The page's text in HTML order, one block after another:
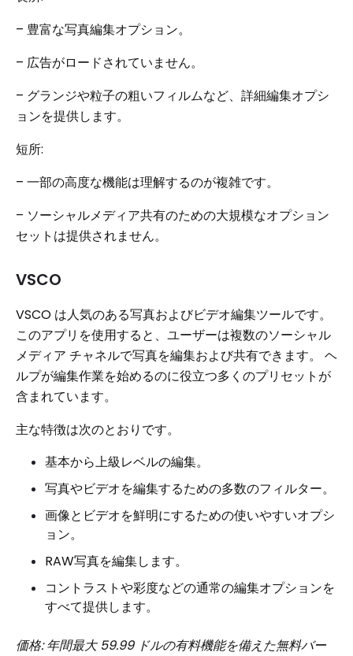
– 豊富な写真編集オプション。
– 広告がロードされていません。
– グランジや粒子の粗いフィルムなど、詳細編集オプシ
ョンを提供します。
短所:
– 一部の高度な機能は理解するのが複雑です。
– ソーシャルメディア共有のための大規模なオプション
セットは提供されません。
VSCO
VSCO は人気のある写真およびビデオ編集ツールです。
このアプリを使用すると、ユーザーは複数のソーシャル
メディア チャネルで写真を編集および共有できます。 ヘ
ルプが編集作業を始めるのに役立つ多くのプリセットが
含まれています。
主な特徴は次のとおりです。
基本から上級レベルの編集。
写真やビデオを編集するための多数のフィルター。
画像とビデオを鮮明にするための使いやすいオプシ
ョン。
RAW写真を編集します。
コントラストや彩度などの通常の編集オプションを
すべて提供します。
価格: 年間最大 59.99 ドルの有料機能を備えた無料バー